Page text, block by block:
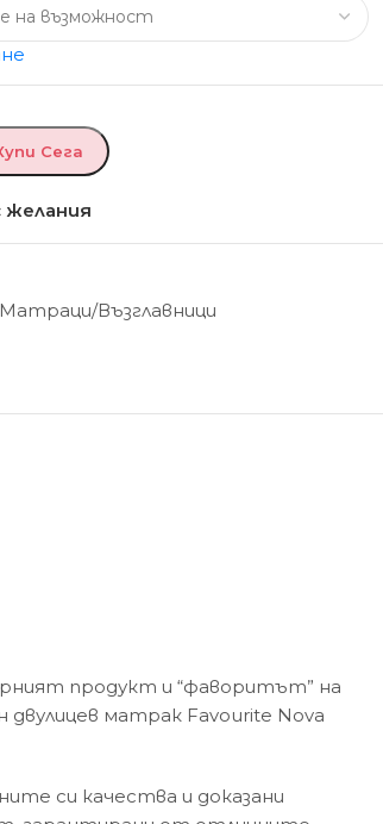
Сега
желания
Матраци/Възглавници
продукт и “фаворитът” на
матрак Favourite Nova
си качества и доказани